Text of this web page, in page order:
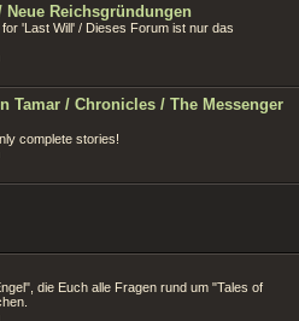
Reichsgründungen
'Last Will' / Dieses Forum ist nur das
Tamar / Chronicles / The Messenger
complete stories!
die Euch alle Fragen rund um "Tales of